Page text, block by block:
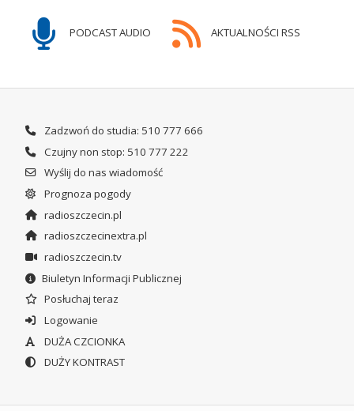
PODCAST AUDIO AKTUALNOŚCI RSS
Zadzwoń do studia: 510 777 666
Czujny non stop: 510 777 222
Wyślij do nas wiadomość
Prognoza pogody
radioszczecin.pl
radioszczecinextra.pl
radioszczecin.tv
Biuletyn Informacji Publicznej
Posłuchaj teraz
Logowanie
DUŻA CZCIONKA
DUŻY KONTRAST